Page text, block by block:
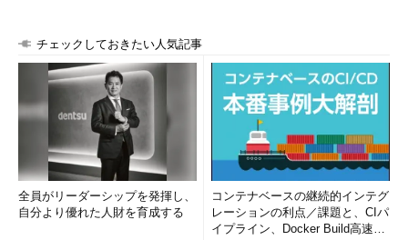
チェックしておきたい人気記事
全員がリーダーシップを発揮し、
自分より優れた人財を育成する
コンテナベースの継続的インテグ
レーションの利点／課題と、CIパ
イプライン、Docker Build高速化